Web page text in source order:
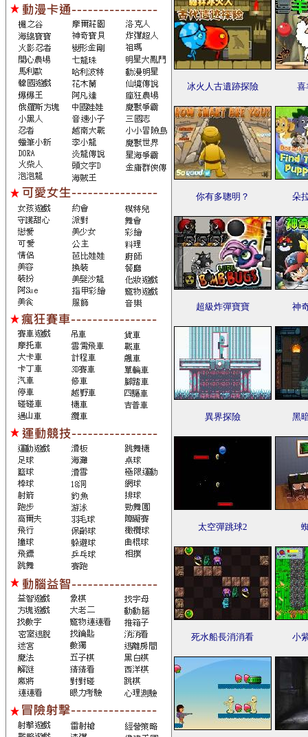
冰火人古遺跡探險 喜
你有多聰明？ 朵
超級炸彈寶寶 神
異界探險 黑
太空彈跳球2
死水船長消消看 小